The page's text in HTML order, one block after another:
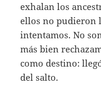
exhalan los
ellos no pudieron
intentamos. No
más bien
como destino:
del salto.